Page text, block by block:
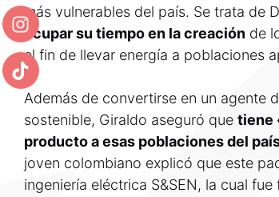
más vulnerables del país. Se trata de
ocupar su tiempo en la creación de
el fin de llevar energía a poblaciones
Además de convertirse en un agente
sostenible, Giraldo aseguró que tiene
producto a esas poblaciones del
joven colombiano explicó que este
ingeniería eléctrica S&SEN, la cual